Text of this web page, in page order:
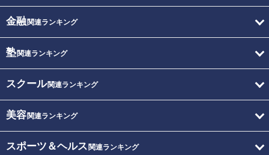
金融関連ランキング
塾関連ランキング
スクール関連ランキング
美容関連ランキング
スポーツ＆ヘルス 関連ランキング